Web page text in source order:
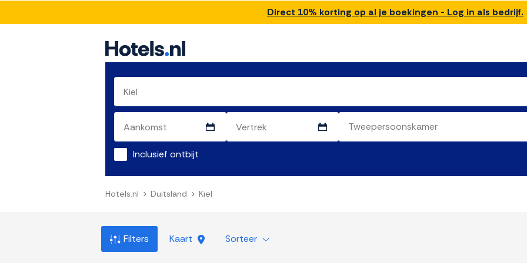
Direct 10% korting op al je boekingen - Log in als bedrijf.
Inclusief ontbijt
Hotels.nl Duitsland Kiel
Filters Kaart Sorteer